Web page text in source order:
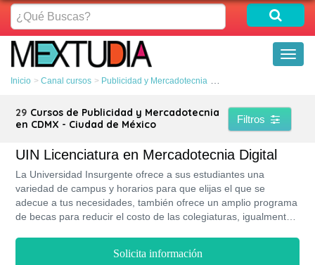
¿Qué
Buscas?
Inicio Canal cursos Publicidad y Mercadotecnia CDMX - Ciudad de
29 Cursos de Publicidad y Mercadotecnia
en CDMX - Ciudad de México
Filtros
UIN Licenciatura en Mercadotecnia Digital
La Universidad Insurgente ofrece a sus estudiantes una
variedad de campus y horarios para que elijas el que se
adecue a tus necesidades, también ofrece un amplio programa
de becas para reducir el costo de las colegiaturas, igualmente
opciones para titularte, su modalidad presencial te permite
Solicita información